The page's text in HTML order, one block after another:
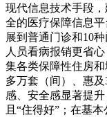
现代信息技术手段
全的医疗保障信息
展到普通门诊和10种
人员看病报销更省
集各类保障性住房
多万套（间）、惠及
感、安全感显著提
且“住得好”；在基